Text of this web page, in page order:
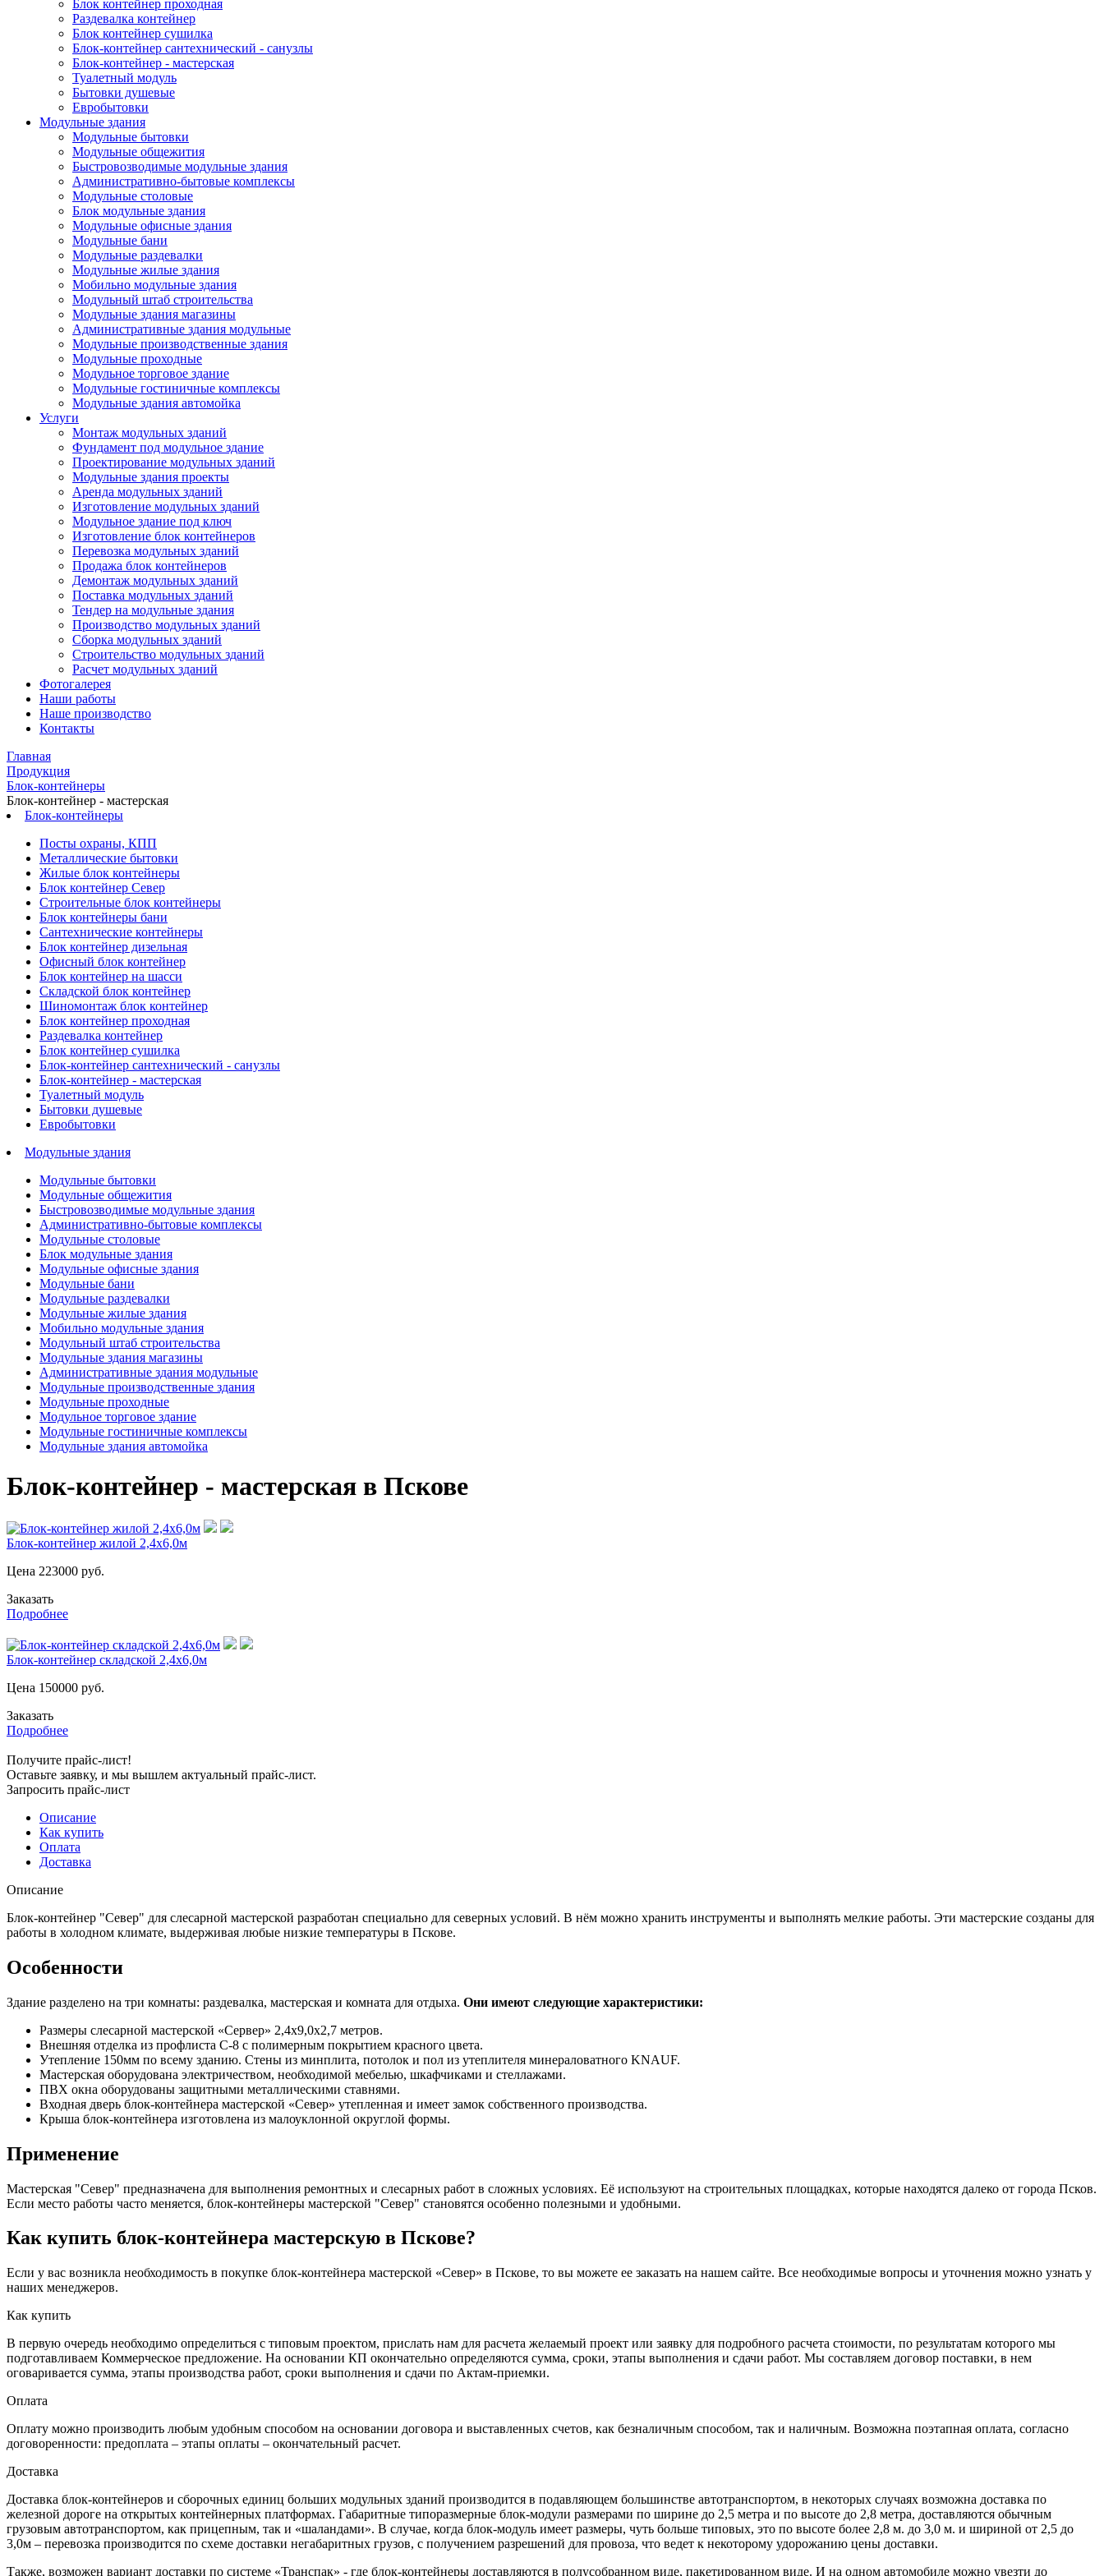
Блок контейнер проходная
Раздевалка контейнер
Блок контейнер сушилка
Блок-контейнер сантехнический - санузлы
Блок-контейнер - мастерская
Туалетный модуль
Бытовки душевые
Евробытовки
Модульные здания
Модульные бытовки
Модульные общежития
Быстровозводимые модульные здания
Административно-бытовые комплексы
Модульные столовые
Блок модульные здания
Модульные офисные здания
Модульные бани
Модульные раздевалки
Модульные жилые здания
Мобильно модульные здания
Модульный штаб строительства
Модульные здания магазины
Административные здания модульные
Модульные производственные здания
Модульные проходные
Модульное торговое здание
Модульные гостиничные комплексы
Модульные здания автомойка
Услуги
Монтаж модульных зданий
Фундамент под модульное здание
Проектирование модульных зданий
Модульные здания проекты
Аренда модульных зданий
Изготовление модульных зданий
Модульное здание под ключ
Изготовление блок контейнеров
Перевозка модульных зданий
Продажа блок контейнеров
Демонтаж модульных зданий
Поставка модульных зданий
Тендер на модульные здания
Производство модульных зданий
Сборка модульных зданий
Строительство модульных зданий
Расчет модульных зданий
Фотогалерея
Наши работы
Наше производство
Контакты
Главная
Продукция
Блок-контейнеры
Блок-контейнер - мастерская
Блок-контейнеры
Посты охраны, КПП
Металлические бытовки
Жилые блок контейнеры
Блок контейнер Север
Строительные блок контейнеры
Блок контейнеры бани
Сантехнические контейнеры
Блок контейнер дизельная
Офисный блок контейнер
Блок контейнер на шасси
Складской блок контейнер
Шиномонтаж блок контейнер
Блок контейнер проходная
Раздевалка контейнер
Блок контейнер сушилка
Блок-контейнер сантехнический - санузлы
Блок-контейнер - мастерская
Туалетный модуль
Бытовки душевые
Евробытовки
Модульные здания
Модульные бытовки
Модульные общежития
Быстровозводимые модульные здания
Административно-бытовые комплексы
Модульные столовые
Блок модульные здания
Модульные офисные здания
Модульные бани
Модульные раздевалки
Модульные жилые здания
Мобильно модульные здания
Модульный штаб строительства
Модульные здания магазины
Административные здания модульные
Модульные производственные здания
Модульные проходные
Модульное торговое здание
Модульные гостиничные комплексы
Модульные здания автомойка
Блок-контейнер - мастерская в Пскове
Блок-контейнер жилой 2,4х6,0м
Цена 223000 руб.
Заказать
Подробнее
Блок-контейнер складской 2,4х6,0м
Цена 150000 руб.
Заказать
Подробнее
Получите прайс-лист!
Оставьте заявку, и мы вышлем актуальный прайс-лист.
Запросить прайс-лист
Описание
Как купить
Оплата
Доставка
Описание
Блок-контейнер "Север" для слесарной мастерской разработан специально для северных условий. В нём можно хранить инструменты и выполнять мелкие работы. Эти мастерские созданы для
работы в холодном климате, выдерживая любые низкие температуры в Пскове.
Особенности
Здание разделено на три комнаты: раздевалка, мастерская и комната для отдыха. Они имеют следующие характеристики:
Размеры слесарной мастерской «Сервер» 2,4х9,0х2,7 метров.
Внешняя отделка из профлиста С-8 с полимерным покрытием красного цвета.
Утепление 150мм по всему зданию. Стены из минплита, потолок и пол из утеплителя минераловатного KNAUF.
Мастерская оборудована электричеством, необходимой мебелью, шкафчиками и стеллажами.
ПВХ окна оборудованы защитными металлическими ставнями.
Входная дверь блок-контейнера мастерской «Север» утепленная и имеет замок собственного производства.
Крыша блок-контейнера изготовлена из малоуклонной округлой формы.
Применение
Мастерская "Север" предназначена для выполнения ремонтных и слесарных работ в сложных условиях. Её используют на строительных площадках, которые находятся далеко от города Псков.
Если место работы часто меняется, блок-контейнеры мастерской "Север" становятся особенно полезными и удобными.
Как купить блок-контейнера мастерскую в Пскове?
Если у вас возникла необходимость в покупке блок-контейнера мастерской «Север» в Пскове, то вы можете ее заказать на нашем сайте. Все необходимые вопросы и уточнения можно узнать у
наших менеджеров.
Как купить
В первую очередь необходимо определиться с типовым проектом, прислать нам для расчета желаемый проект или заявку для подробного расчета стоимости, по результатам которого мы
подготавливаем Коммерческое предложение. На основании КП окончательно определяются сумма, сроки, этапы выполнения и сдачи работ. Мы составляем договор поставки, в нем
оговаривается сумма, этапы производства работ, сроки выполнения и сдачи по Актам-приемки.
Оплата
Оплату можно производить любым удобным способом на основании договора и выставленных счетов, как безналичным способом, так и наличным. Возможна поэтапная оплата, согласно
договоренности: предоплата – этапы оплаты – окончательный расчет.
Доставка
Доставка блок-контейнеров и сборочных единиц больших модульных зданий производится в подавляющем большинстве автотранспортом, в некоторых случаях возможна доставка по
железной дороге на открытых контейнерных платформах. Габаритные типоразмерные блок-модули размерами по ширине до 2,5 метра и по высоте до 2,8 метра, доставляются обычным
грузовым автотранспортом, как прицепным, так и «шаландами». В случае, когда блок-модуль имеет размеры, чуть больше типовых, это по высоте более 2,8 м. до 3,0 м. и шириной от 2,5 до
3,0м – перевозка производится по схеме доставки негабаритных грузов, с получением разрешений для провоза, что ведет к некоторому удорожанию цены доставки.
Также, возможен вариант доставки по системе «Транспак» - где блок-контейнеры доставляются в полусобранном виде, пакетированном виде. И на одном автомобиле можно увезти до